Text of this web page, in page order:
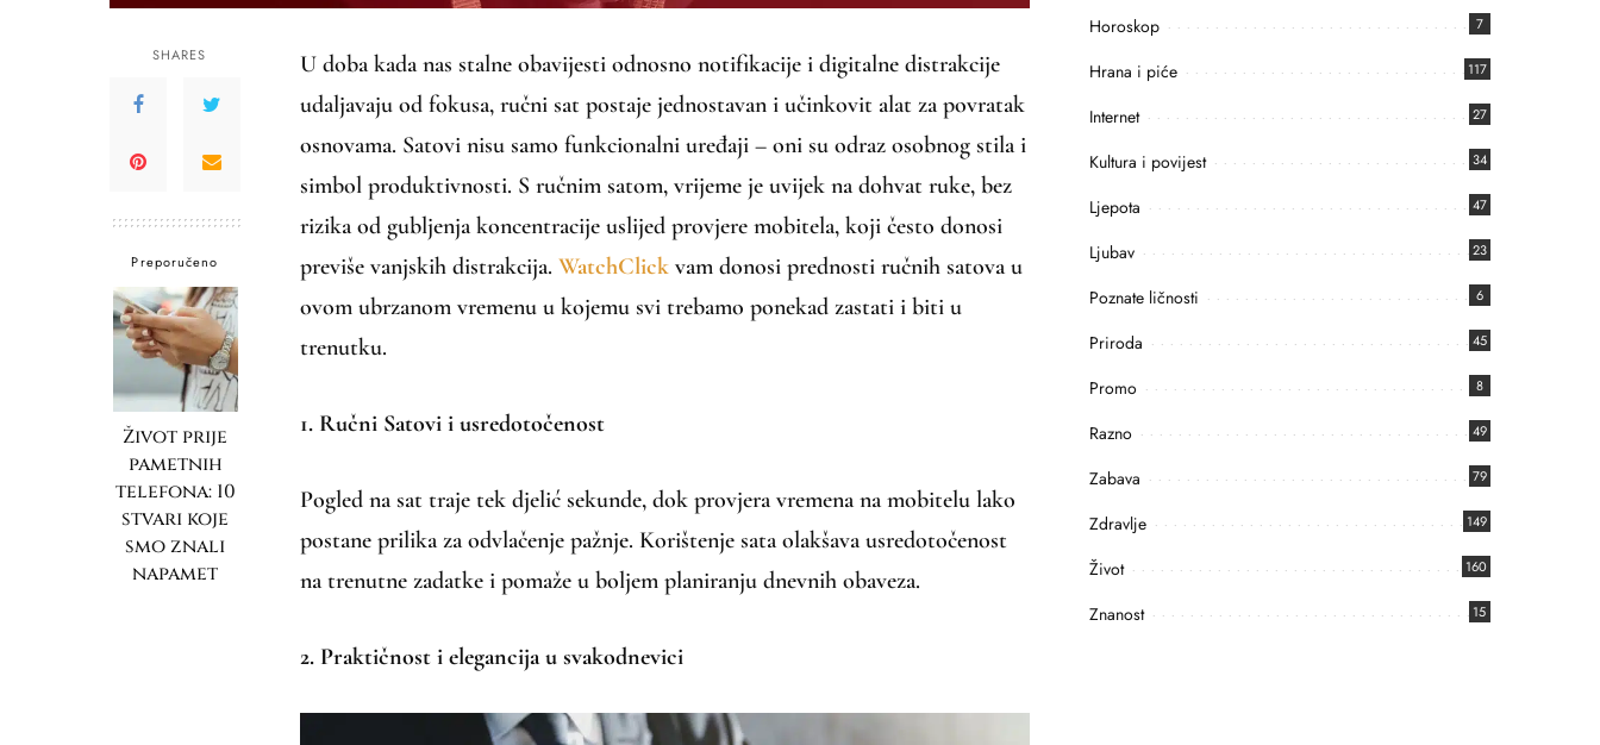
SHARES
Preporučeno
Život prije
pametnih
telefona: 10
stvari koje
smo znali
napamet
U doba kada nas stalne obavijesti odnosno notifikacije i digitalne distrakcije
udaljavaju od fokusa, ručni sat postaje jednostavan i učinkovit alat za povratak
osnovama. Satovi nisu samo funkcionalni uređaji – oni su odraz osobnog stila i
simbol produktivnosti. S ručnim satom, vrijeme je uvijek na dohvat ruke, bez
rizika od gubljenja koncentracije uslijed provjere mobitela, koji često donosi
previše vanjskih distrakcija. WatchClick vam donosi prednosti ručnih satova u
ovom ubrzanom vremenu u kojemu svi trebamo ponekad zastati i biti u
trenutku.
1. Ručni Satovi i usredotočenost
Pogled na sat traje tek djelić sekunde, dok provjera vremena na mobitelu lako
postane prilika za odvlačenje pažnje. Korištenje sata olakšava usredotočenost
na trenutne zadatke i pomaže u boljem planiranju dnevnih obaveza.
2. Praktičnost i elegancija u svakodnevici
Horoskop 7
Hrana i piće 117
Internet 27
Kultura i povijest 34
Ljepota 47
Ljubav 23
Poznate ličnosti 6
Priroda 45
Promo 8
Razno 49
Zabava 79
Zdravlje 149
Život 160
Znanost 15